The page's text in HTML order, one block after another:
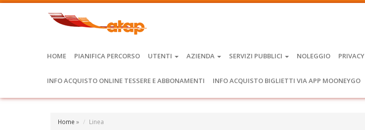
HOME PIANIFICA PERCORSO UTENTI AZIENDA SERVIZI PUBBLICI NOLEGGIO PRIVACY
INFO ACQUISTO ONLINE TESSERE E ABBONAMENTI INFO ACQUISTO BIGLIETTI VIA APP MOONEYGO
Home » Linea